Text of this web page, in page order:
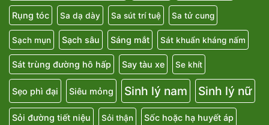
Rụng tóc Sa dạ dày Sa sút trí tuệ Sa tử cung
Sạch mụn Sạch sâu Sáng mắt Sát khuẩn kháng nấm
Sát trùng đường hô hấp Say tàu xe Se khít
Sẹo phì đại Siêu mỏng Sinh lý nam Sinh lý nữ
Sỏi đường tiết niệu Sỏi thận Sốc hoặc hạ huyết áp